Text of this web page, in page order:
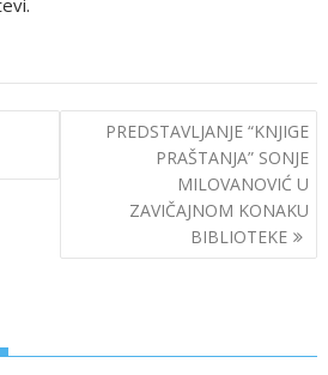
PREDSTAVLJANJE “KNJIGE
PRAŠTANJA” SONJE
MILOVANOVIĆ U
ZAVIČAJNOM KONAKU
BIBLIOTEKE